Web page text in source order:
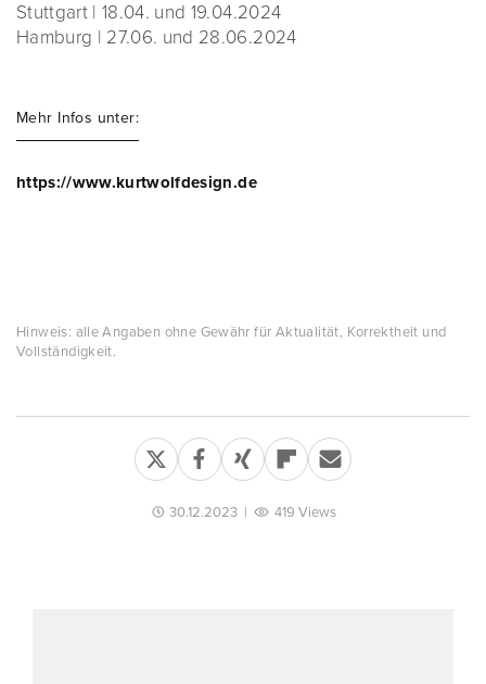
Stuttgart | 18.04. und 19.04.2024
Hamburg | 27.06. und 28.06.2024
Mehr Infos unter:
https://www.kurtwolfdesign.de
Hinweis: alle Angaben ohne Gewähr für Aktualität, Korrektheit und
Vollständigkeit.
30.12.2023| 419 Views